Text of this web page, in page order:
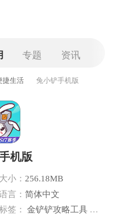
专题 资讯
捷生活 兔小铲手机版
机版
大小： 256.18MB
言： 简体中文
签： 金铲铲攻略工具 游戏